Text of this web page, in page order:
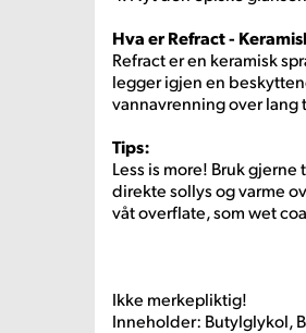
Hva er Refract -
Refract er en keramisk
legger igjen en
vannavrenning over lang
Tips:
Less is more! Bruk
direkte sollys og varme
våt overflate, som wet
Ikke merkepliktig!
Inneholder: Butylglykol,